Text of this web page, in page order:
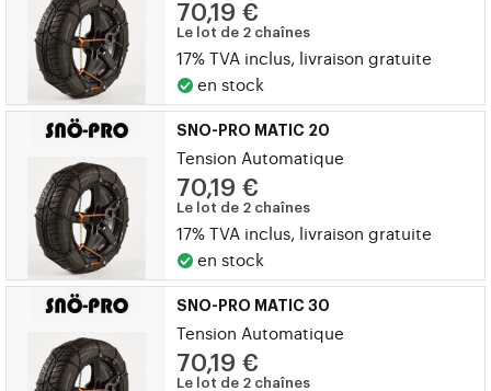
70,19 €
Le lot de 2 chaînes
17% TVA inclus, livraison gratuite
en stock
SNO-PRO MATIC 20
Tension Automatique
70,19 €
Le lot de 2 chaînes
17% TVA inclus, livraison gratuite
en stock
SNO-PRO MATIC 30
Tension Automatique
70,19 €
Le lot de 2 chaînes